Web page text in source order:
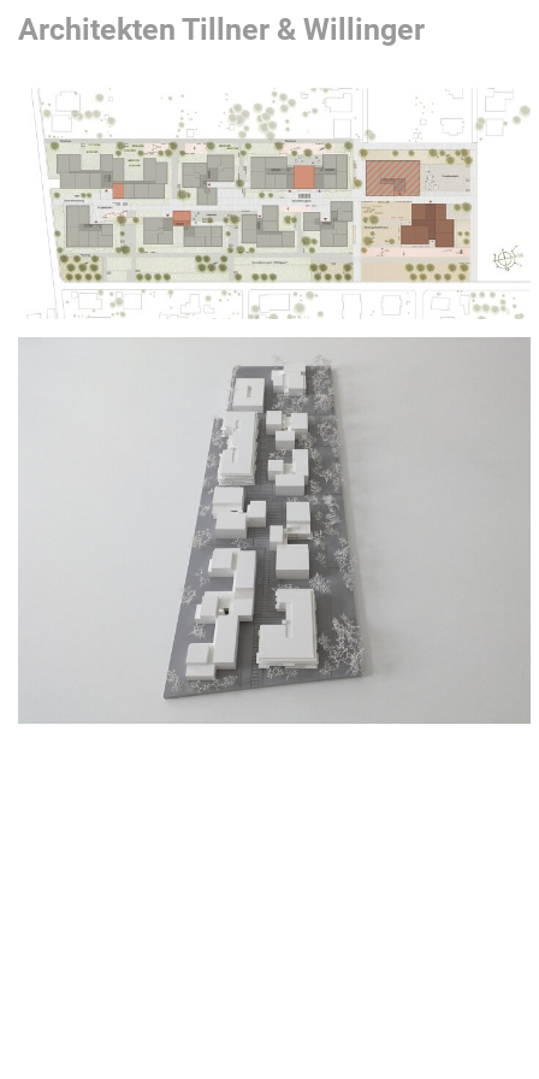
Architekten Tillner & Willinger